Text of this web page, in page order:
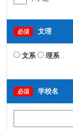
必須 文理
文系 理系
必須 学校名